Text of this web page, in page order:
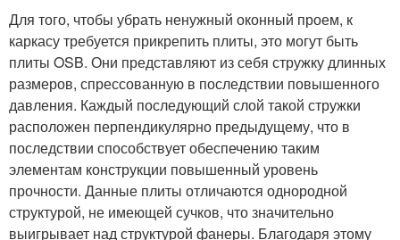
Для того, чтобы убрать ненужный оконный проем, к
каркасу требуется прикрепить плиты, это могут быть
плиты OSB. Они представляют из себя стружку длинных
размеров, спрессованную в последствии повышенного
давления. Каждый последующий слой такой стружки
расположен перпендикулярно предыдущему, что в
последствии способствует обеспечению таким
элементам конструкции повышенный уровень
прочности. Данные плиты отличаются однородной
структурой, не имеющей сучков, что значительно
выигрывает над структурой фанеры. Благодаря этому